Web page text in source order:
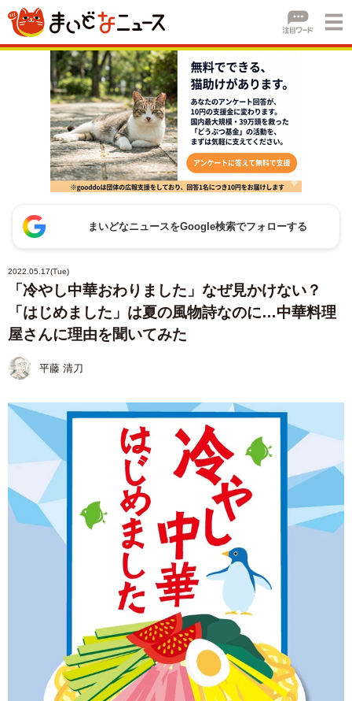
まいどなニュースをGoogle検索でフォローする
2022.05.17(Tue)
「冷やし中華おわりました」なぜ見かけない？
「はじめました」は夏の風物詩なのに…中華料理
屋さんに理由を聞いてみた
平藤 清刀